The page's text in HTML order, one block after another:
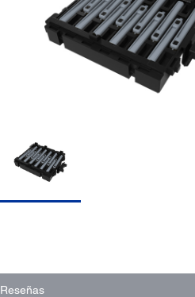
Reseñas